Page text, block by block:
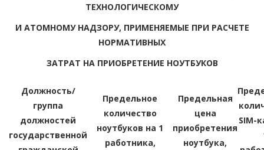
ТЕХНОЛОГИЧЕСКОМУ
И АТОМНОМУ НАДЗОРУ, ПРИМЕНЯЕМЫЕ ПРИ РАСЧЕТЕ
НОРМАТИВНЫХ
ЗАТРАТ НА ПРИОБРЕТЕНИЕ НОУТБУКОВ
Должность/
группа
должностей
государственной
Предельное
количество
ноутбуков на 1
работника,
Предельная
цена
приобретения
ноутбука,
SIM-